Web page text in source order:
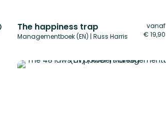
Voeg
verlanglijst
The happiness trap
Managementboek (EN) | Russ Harris
vanaf
€ 19,90